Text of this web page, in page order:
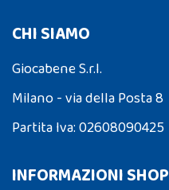
CHI SIAMO
Giocabene S.r.l.
Milano - via della Posta 8
Partita Iva: 02608090425
INFORMAZIONI SHOP